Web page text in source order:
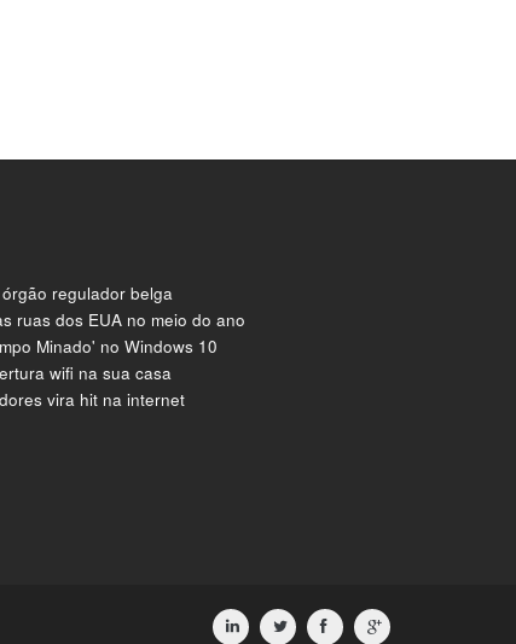
regulador belga
ruas dos EUA no meio do ano
Minado' no Windows 10
wifi na sua casa
vira hit na internet